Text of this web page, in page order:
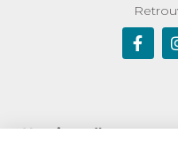
Horaires d’ouverture